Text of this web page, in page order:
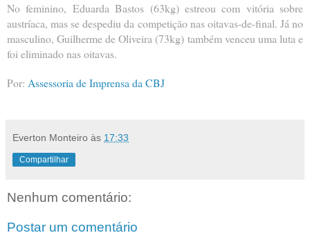
No feminino, Eduarda Bastos (63kg) estreou com vitória sobre
austríaca, mas se despediu da competição nas oitavas-de-final. Já no
masculino, Guilherme de Oliveira (73kg) também venceu uma luta e
foi eliminado nas oitavas.
Por: Assessoria de Imprensa da CBJ
Everton Monteiro às 17:33
Compartilhar
Nenhum comentário:
Postar um comentário